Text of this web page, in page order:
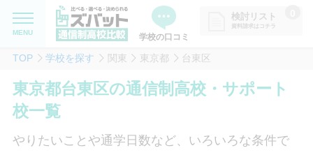
MENU 学校の口コミ
検討リスト
資料請求はコチラ
追加した学校を一覧で確認・まと
MENU
学校を探したい
通信制高校について知りたい
TOP 学校を探す 関東 東京都 台東区
東京都台東区の通信制高校・サポート
校一覧
やりたいことや通学日数など、いろいろな条件で